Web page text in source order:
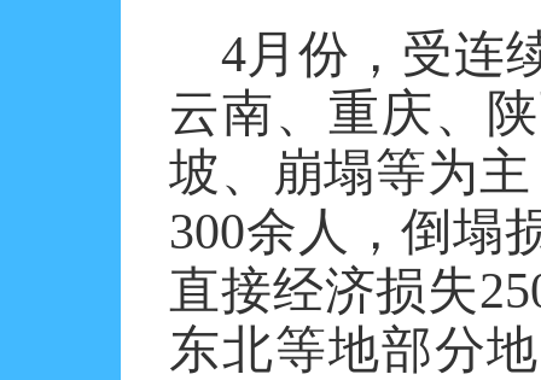
4月份，受连
云南、重庆、
坡、崩塌等为
300余人，倒塌
直接经济损失
东北等地部分